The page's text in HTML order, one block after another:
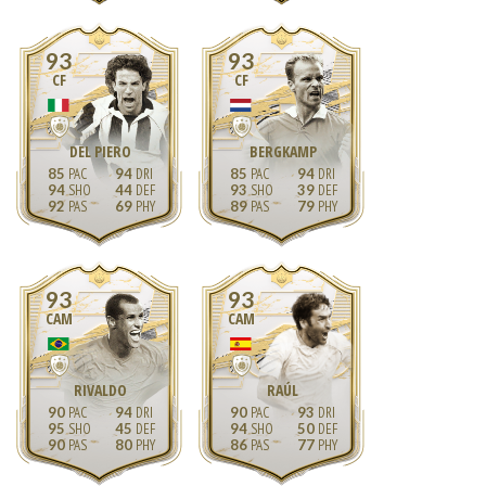
93
CF
DEL PIERO
85
94
92
94
44
69
93
CF
BERGKAMP
85
93
89
94
39
79
93
CAM
RIVALDO
90
95
90
94
45
80
93
CAM
RAÚL
90
94
86
93
50
77